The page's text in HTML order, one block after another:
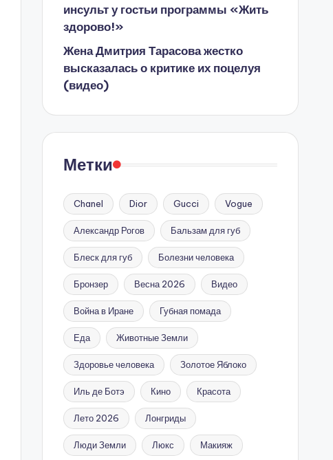
инсульт у гостьи программы «Жить
здорово!»
Жена Дмитрия Тарасова жестко
высказалась о критике их поцелуя
(видео)
Метки
Chanel Dior Gucci Vogue
Александр Рогов Бальзам для губ
Блеск для губ Болезни человека
Бронзер Весна 2026 Видео
Война в Иране Губная помада
Еда Животные Земли
Здоровье человека Золотое Яблоко
Иль де Ботэ Кино Красота
Лето 2026 Лонгриды
Люди Земли Люкс Макияж